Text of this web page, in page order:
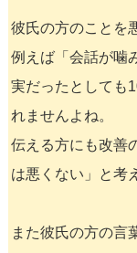
彼氏の方のことを
例えば「会話が噛
実だったとしても
れませんよね。
伝える方にも改善
は悪くない」と考
また彼氏の方の言